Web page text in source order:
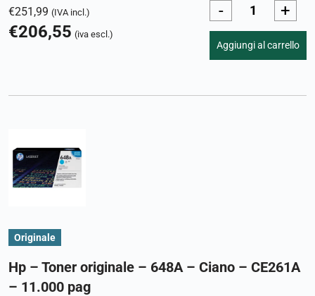
€251,99 (IVA incl.)
€206,55 (iva escl.)
- +
Aggiungi al carrello
Originale
Hp – Toner originale – 648A – Ciano – CE261A
– 11.000 pag